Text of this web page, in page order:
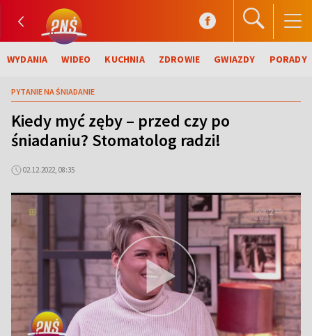
WYDANIA WIDEO KUCHNIA ZDROWIE GWIAZDY PORADY
PYTANIE NA ŚNIADANIE
Kiedy myć zęby – przed czy po
śniadaniu? Stomatolog radzi!
02.12.2022, 08:35